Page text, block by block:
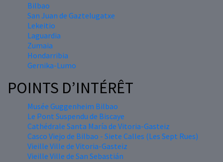
Bilbao
San Juan de Gaztelugatxe
Lekeitio
Laguardia
Zumaia
Hondarribia
Gernika-Lumo
POINTS D’INTÉRÊT
Musée Guggenheim Bilbao
Le Pont Suspendu de Biscaye
Cathédrale Santa María de Vitoria-Gasteiz
Casco Viejo de Bilbao - Siete Calles (Les Sept Rues)
Vieille Ville de Vitoria-Gasteiz
Vieille Ville de San Sebastián